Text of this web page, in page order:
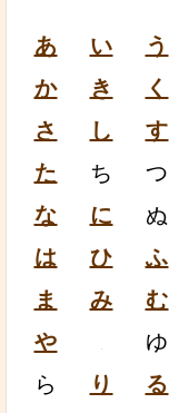
あ い う
か
き く
さ
し す
た
ち つ
な
に ぬ
は
ひ ふ
ま
み む
や
ゆ
ら
り る